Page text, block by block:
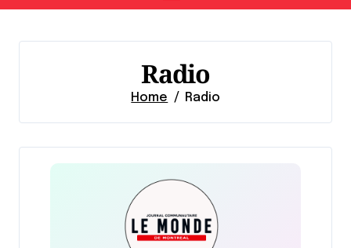
Radio
Home Radio